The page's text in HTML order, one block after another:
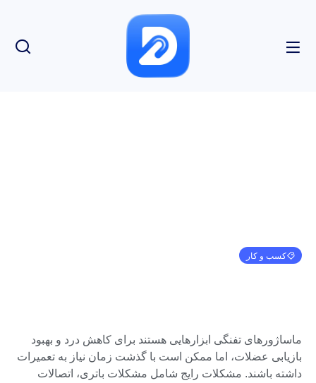
کسب و کار
ماساژورهای تفنگی ابزارهایی هستند برای کاهش درد و بهبود
بازیابی عضلات، اما ممکن است با گذشت زمان نیاز به تعمیرات
داشته باشند. مشکلات رایج شامل مشکلات باتری، اتصالات